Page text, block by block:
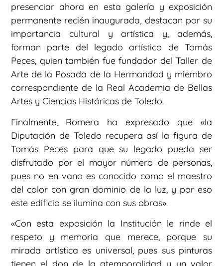
presenciar ahora en esta galería y exposición
permanente recién inaugurada, destacan por su
importancia cultural y artística y, además,
forman parte del legado artístico de Tomás
Peces, quien también fue fundador del Taller de
Arte de la Posada de la Hermandad y miembro
correspondiente de la Real Academia de Bellas
Artes y Ciencias Históricas de Toledo.
Finalmente, Romera ha expresado que «la
Diputación de Toledo recupera así la figura de
Tomás Peces para que su legado pueda ser
disfrutado por el mayor número de personas,
pues no en vano es conocido como el maestro
del color con gran dominio de la luz, y por eso
este edificio se ilumina con sus obras».
«Con esta exposición la Institución le rinde el
respeto y memoria que merece, porque su
mirada artística es universal, pues sus pinturas